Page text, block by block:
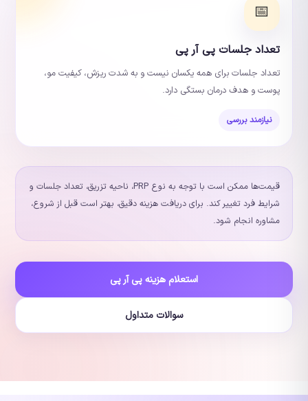
📅
تعداد جلسات پی آر پی
تعداد جلسات برای همه یکسان نیست و به شدت ریزش، کیفیت مو،
پوست و هدف درمان بستگی دارد.
نیازمند بررسی
قیمت‌ها ممکن است با توجه به نوع PRP، ناحیه تزریق، تعداد جلسات و
شرایط فرد تغییر کند. برای دریافت هزینه دقیق، بهتر است قبل از شروع،
مشاوره انجام شود.
استعلام هزینه پی آر پی
سوالات متداول